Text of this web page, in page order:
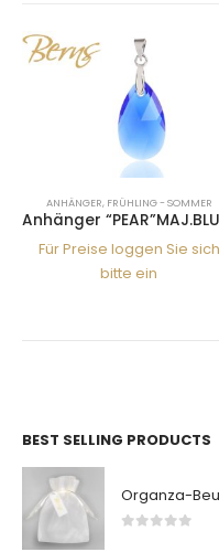
ANHÄNGER, FRÜHLING - SOMMER
Für Preise loggen Sie sich
bitte ein
BEST SELLING PRODUCTS
Organza-